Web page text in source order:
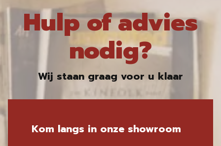
Hulp of advies
nodig?
Wij staan graag voor u klaar
Kom langs in onze showroom